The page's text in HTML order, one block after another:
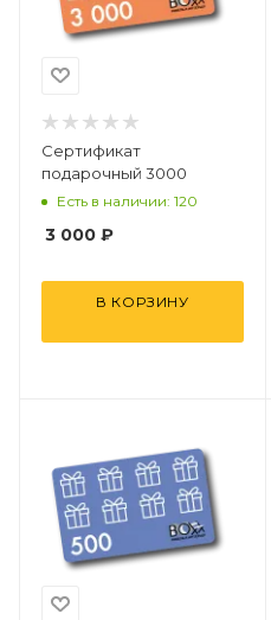
Сертификат
подарочный 3000
Есть в наличии: 120
3 000 ₽
В КОРЗИНУ